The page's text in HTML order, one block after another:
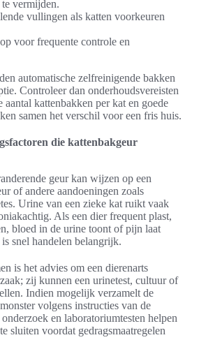
vermijden.
vullingen als katten voorkeuren
voor frequente controle en
automatische zelfreinigende bakken
Controleer dan onderhoudsvereisten
kattenbakken per kat en goede
samen het verschil voor een fris huis.
die kattenbakgeur
geur kan wijzen op een
of andere aandoeningen zoals
Urine van een zieke kat ruikt vaak
Als een dier frequent plast,
bloed in de urine toont of pijn laat
snel handelen belangrijk.
is het advies om een dierenarts
zij kunnen een urinetest, cultuur of
Indien mogelijk verzamelt de
volgens instructies van de
en laboratoriumtesten helpen
sluiten voordat gedragsmaatregelen